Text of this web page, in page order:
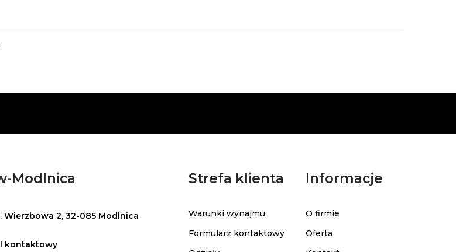
Modlnica
Wierzbowa 2, 32-085 Modlnica
kontaktowy
Strefa klienta
Warunki wynajmu
Formularz kontaktowy
Informacje
O firmie
Oferta